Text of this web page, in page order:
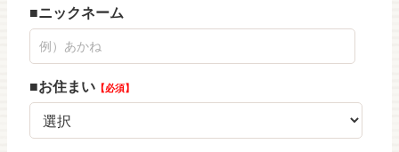
ニックネーム
お住まい 必須